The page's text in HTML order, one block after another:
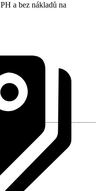
a bez nákladů na